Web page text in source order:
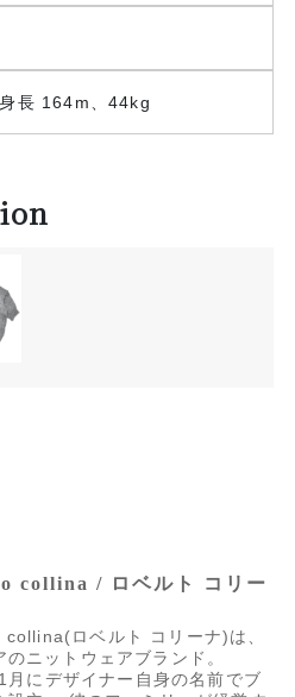
長 164m、44kg
collina / ロベルト コリー
ロベルト コリーナ)は、
のニットウェアブランド。
月にデザイナー自身の名前でブ